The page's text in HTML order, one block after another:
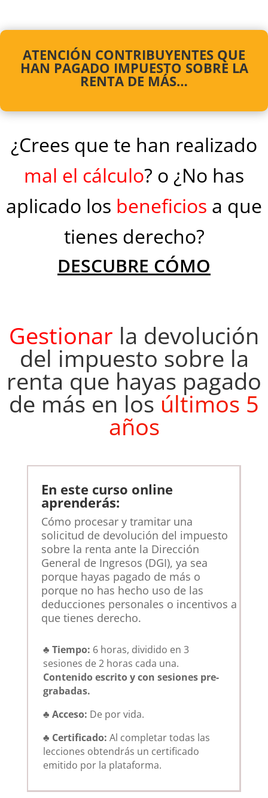
ATENCIÓN CONTRIBUYENTES QUE
HAN PAGADO IMPUESTO SOBRE LA
RENTA DE MÁS…
¿Crees que te han realizado
mal el cálculo? o ¿No has
aplicado los beneficios a que
tienes derecho?
DESCUBRE CÓMO
Gestionar la devolución
del impuesto sobre la
renta que hayas pagado
de más en los últimos 5
años
En este curso online
aprenderás:
Cómo procesar y tramitar una
solicitud de devolución del impuesto
sobre la renta ante la Dirección
General de Ingresos (DGI), ya sea
porque hayas pagado de más o
porque no has hecho uso de las
deducciones personales o incentivos a
que tienes derecho.
♣ Tiempo: 6 horas, dividido en 3
sesiones de 2 horas cada una.
Contenido escrito y con sesiones pre-
grabadas.
♣ Acceso: De por vida.
♣ Certificado: Al completar todas las
lecciones obtendrás un certificado
emitido por la plataforma.